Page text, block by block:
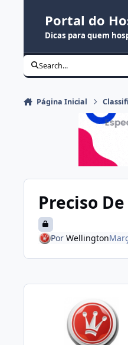
Portal do
Dicas para quem
Search...
Página Inicial
Preciso
Por Wellington